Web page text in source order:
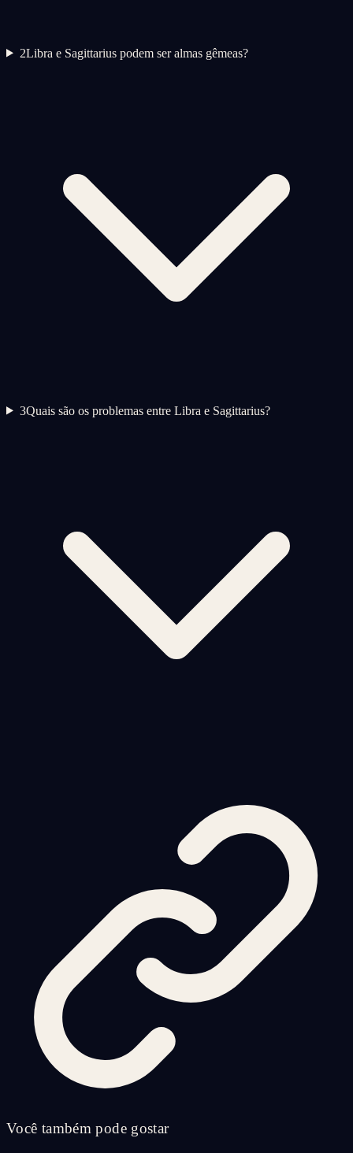
2Libra e Sagittarius podem ser almas gêmeas?
3Quais são os problemas entre Libra e Sagittarius?
Você também pode gostar